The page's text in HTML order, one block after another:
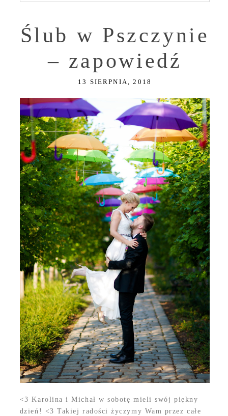
Ślub w Pszczynie
– zapowiedź
13 SIERPNIA, 2018
<3 Karolina i Michał w sobotę mieli swój piękny
dzień! <3 Takiej radości życzymy Wam przez całe